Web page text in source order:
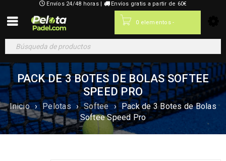
Envíos 24/48 horas | Envíos gratis a partir de 60€
0 elementos -
PACK DE 3 BOTES DE BOLAS SOFTEE
SPEED PRO
Inicio › Pelotas › Softee › Pack de 3 Botes de Bolas
Softee Speed Pro